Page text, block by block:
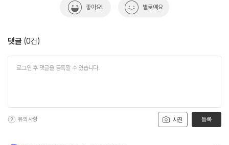
좋아요! 별로예요
댓글 (0건)
사진
유의사항 등록